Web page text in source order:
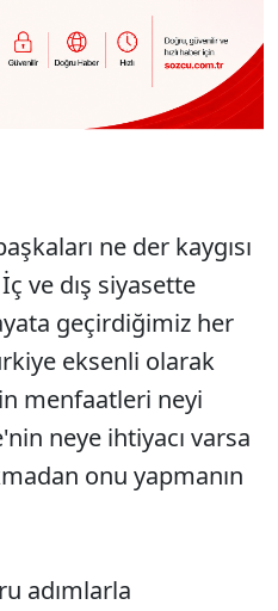
ne der kaygısı
ve dış siyasette
geçirdiğimiz her
eksenli olarak
menfaatleri neyi
neye ihtiyacı varsa
onu yapmanın
adımlarla